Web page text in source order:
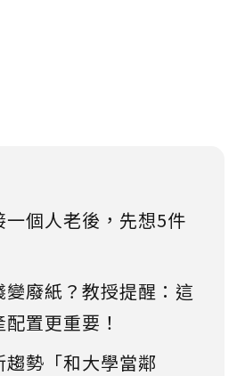
一個人老後，先想5件
廢紙？教授提醒：這
置更重要！
勢「和大學當鄰